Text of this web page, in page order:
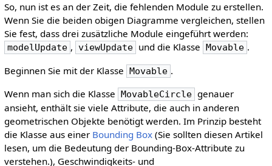
So, nun ist es an der Zeit, die fehlenden Module zu erstellen.
Wenn Sie die beiden obigen Diagramme vergleichen, stellen
Sie fest, dass drei zusätzliche Module eingeführt werden:
modelUpdate , viewUpdate und die Klasse Movable .
Beginnen Sie mit der Klasse Movable .
Wenn man sich die Klasse MovableCircle genauer
ansieht, enthält sie viele Attribute, die auch in anderen
geometrischen Objekte benötigt werden. Im Prinzip besteht
die Klasse aus einer Bounding Box(Sie sollten diesen Artikel
lesen, um die Bedeutung der Bounding-Box-Attribute zu
verstehen.), Geschwindigkeits- und